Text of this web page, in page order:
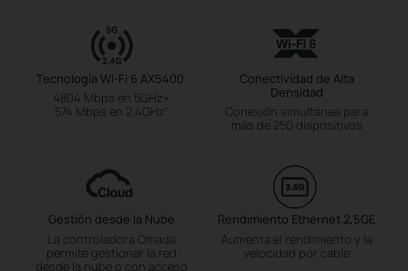
Tecnología Wi-Fi 6 AX5400
4804 Mbps en 5GHz+
574 Mbps en 2,4GHz †
Conectividad de Alta
Densidad
Conexión simultánea para
más de 250 dispositivos
Gestión desde la Nube
La controladora Omada
permite gestionar la red
desde la nube o con acceso
Rendimiento Ethernet 2,5GE
Aumenta el rendimiento y la
velocidad por cable